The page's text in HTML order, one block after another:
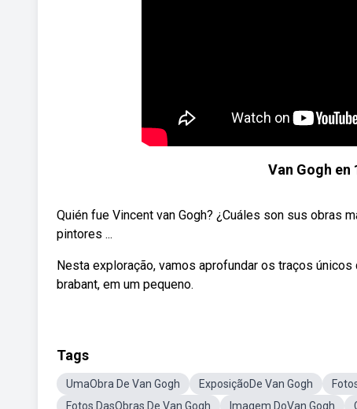
Van Gogh en
Quién fue Vincent van Gogh? ¿Cuáles son sus obras
pintores ...
Nesta exploração, vamos aprofundar os traços
brabant, em um pequeno.
Tags
UmaObra De Van Gogh ExposiçãoDe Van Gogh
Fotos DasObras De Van Gogh
Imagem DoVan Gogh